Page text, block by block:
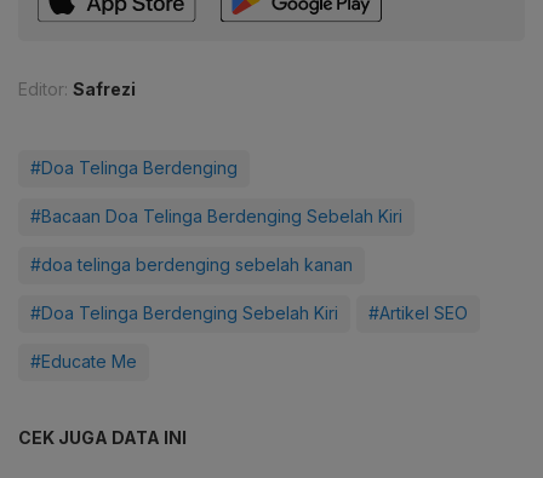
Editor: Safrezi
#Doa Telinga Berdenging
#Bacaan Doa Telinga Berdenging Sebelah Kiri
#doa telinga berdenging sebelah kanan
#Doa Telinga Berdenging Sebelah Kiri #Artikel SEO
#Educate Me
CEK JUGA DATA INI